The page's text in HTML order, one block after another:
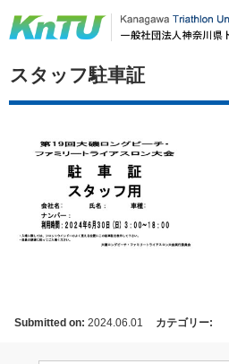
スタッフ駐車証
Submitted on: 2024.06.01 カテゴリー: